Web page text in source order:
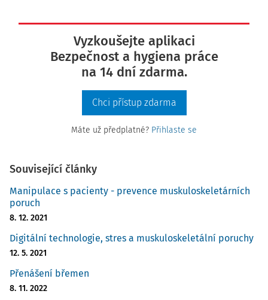
Vyzkoušejte aplikaci
Bezpečnost a hygiena práce
na 14 dní zdarma.
Chci přístup zdarma
Máte už předplatné? Přihlaste se
Související články
Manipulace s pacienty - prevence muskuloskeletárních
poruch
8. 12. 2021
Digitální technologie, stres a muskuloskeletální poruchy
12. 5. 2021
Přenášení břemen
8. 11. 2022